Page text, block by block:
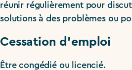
réunir régulièrement pour
solutions à des problèmes ou
Cessation d’emploi
Être congédié ou licencié.